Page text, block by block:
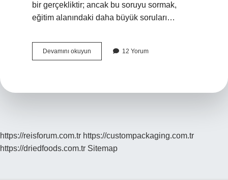
bir gerçekliktir; ancak bu soruyu sormak,
eğitim alanındaki daha büyük soruları…
Devamını okuyun
yağı
12 Yorum
https://reisforum.com.tr https://custompackaging.com.tr
https://driedfoods.com.tr Sitemap